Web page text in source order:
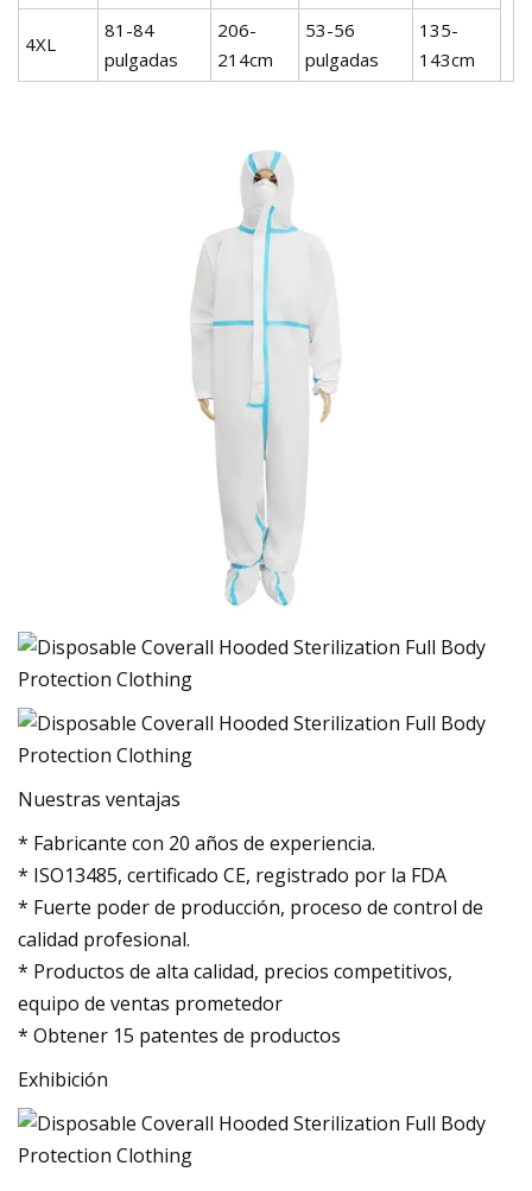
4XL
81-84
pulgadas
206-
214cm
53-56
pulgadas
135-
143cm
Nuestras ventajas
* Fabricante con 20 años de experiencia.
* ISO13485, certificado CE, registrado por la FDA
* Fuerte poder de producción, proceso de control de
calidad profesional.
* Productos de alta calidad, precios competitivos,
equipo de ventas prometedor
* Obtener 15 patentes de productos
Exhibición